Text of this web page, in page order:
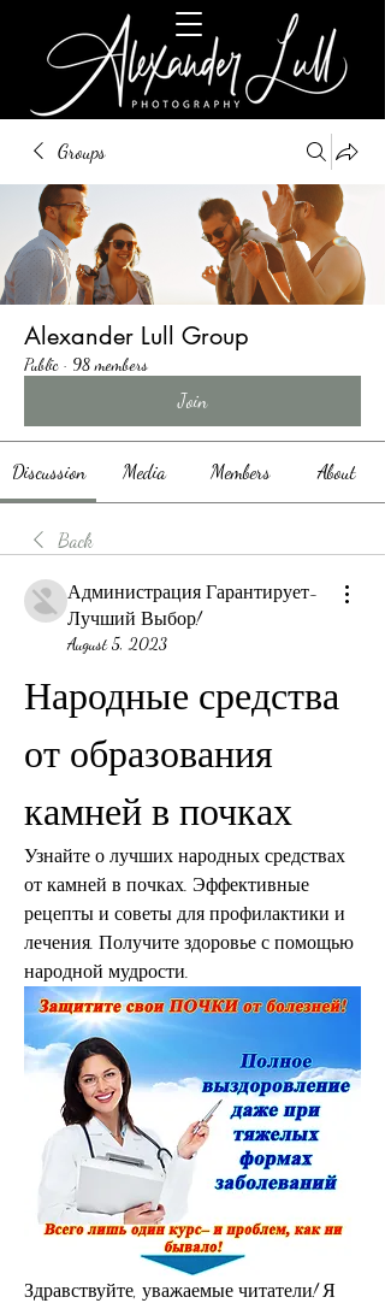
Groups
Alexander Lull Group
Public · 98 members
Join
Discussion Media Members About
Back
Администрация Гарантирует-
Лучший Выбор!
August 5, 2023
Народные средства
от образования
камней в почках
Узнайте о лучших народных средствах
от камней в почках. Эффективные
рецепты и советы для профилактики и
лечения. Получите здоровье с помощью
народной мудрости.
Здравствуйте, уважаемые читатели! Я